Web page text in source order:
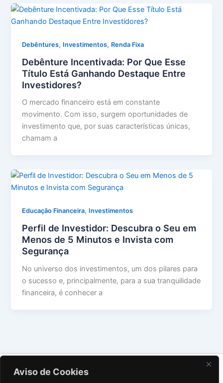
Aviso de Cookies
Debêntures, Investimentos, Renda Fixa
Debênture Incentivada: Por Que Esse
Título Está Ganhando Destaque Entre
Investidores?
O mercado financeiro está em constante
movimento. Com isso, surgem oportunidades de
investimento que, por suas características únicas,
chamam a
Educação Financeira, Investimentos
Perfil de Investidor: Descubra o Seu em
Menos de 5 Minutos e Invista com
Segurança
No universo dos investimentos, um dos pilares para
o sucesso e, principalmente, para a sua tranquilidade
financeira, é conhecer a